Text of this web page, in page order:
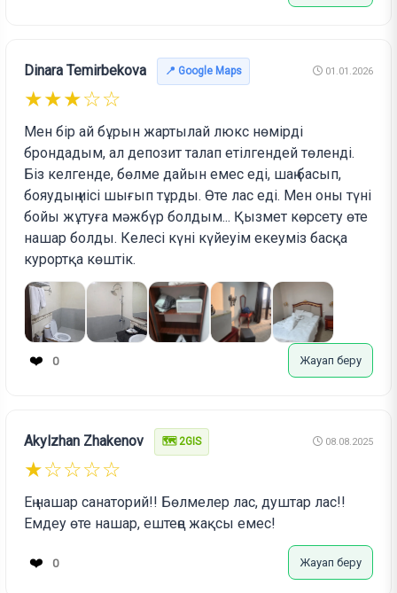
Dinara Temirbekova 📍 Google Maps 01.01.2026
★★★☆☆
Мен бір ай бұрын жартылай люкс нөмірді
брондадым, ал депозит талап етілгендей төленді.
Біз келгенде, бөлме дайын емес еді, шаң басып,
бояудың иісі шығып тұрды. Өте лас еді. Мен оны түні
бойы жұтуға мәжбүр болдым... Қызмет көрсету өте
нашар болды. Келесі күні күйеуім екеуміз басқа
курортқа көштік.
❤️ 0 Жауап беру
Akylzhan Zhakenov 🗺️ 2GIS 08.08.2025
★☆☆☆☆
Ең нашар санаторий!! Бөлмелер лас, душтар лас!!
Емдеу өте нашар, ештеңе жақсы емес!
❤️ 0 Жауап беру